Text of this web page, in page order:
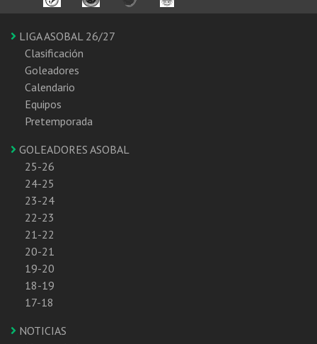
LIGA ASOBAL 26/27
Clasificación
Goleadores
Calendario
Equipos
Pretemporada
GOLEADORES ASOBAL
25-26
24-25
23-24
22-23
21-22
20-21
19-20
18-19
17-18
NOTICIAS